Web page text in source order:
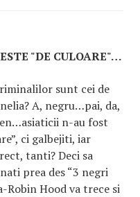
"DE CULOARE"…
sunt cei de
A, negru…pai, da,
n-au fost
ci galbejiti, iar
tanti? Deci sa
prea des “3 negri
Robin Hood va trece si